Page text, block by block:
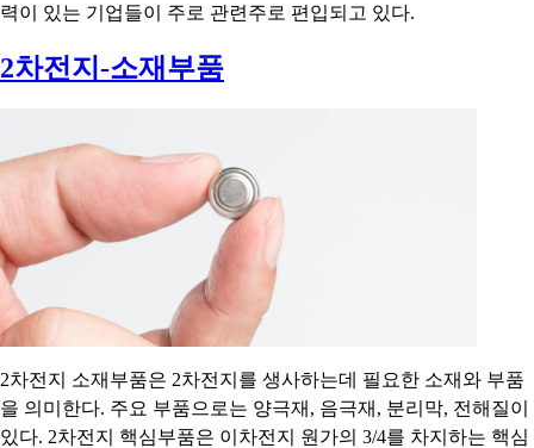
력이 있는 기업들이 주로 관련주로 편입되고 있다.
2차전지-소재부품
2차전지 소재부품은 2차전지를 생사하는데 필요한 소재와 부품
을 의미한다. 주요 부품으로는 양극재, 음극재, 분리막, 전해질이
있다. 2차전지 핵심부품은 이차전지 원가의 3/4를 차지하는 핵심